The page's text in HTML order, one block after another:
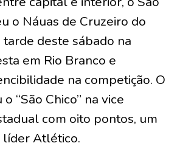
o Náuas de Cruzeiro do
deste sábado na
em Rio Branco e
na competição. O
“São Chico” na vice
com oito pontos, um
líder Atlético.